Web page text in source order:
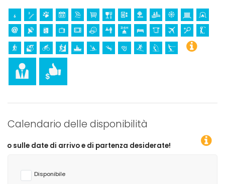
Calendario delle disponibilità
e di partenza desiderate!
Disponibile